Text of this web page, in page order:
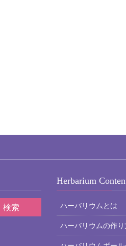
Herbarium
ハーバリウムとは
ハーバリウムの作り